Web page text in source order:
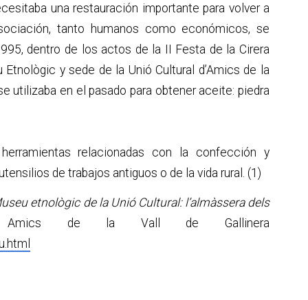
una restauración importante para volver a
tanto humanos como económicos, se
dentro de los actos de la II Festa de la Cirera
y sede de la Unió Cultural d’Amics de la
utilizaba en el pasado para obtener aceite: piedra
relacionadas con la confección y
de trabajos antiguos o de la vida rural. (1)
etnològic de la Unió Cultural: l’almàssera dels
de la Vall de Gallinera